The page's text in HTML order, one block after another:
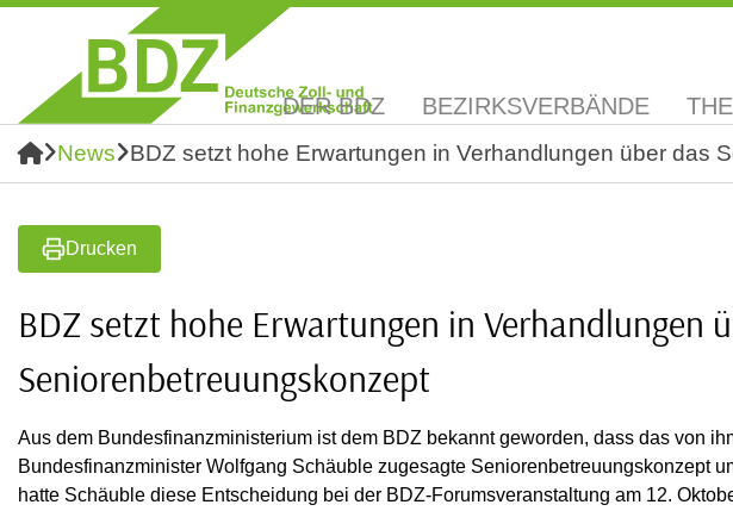
DER BDZ BEZIRKSVERBÄNDE
News BDZ setzt hohe Erwartungen in Verhandlungen über das
Drucken
BDZ setzt hohe Erwartungen in Verhandlungen
Seniorenbetreuungskonzept
Aus dem Bundesfinanzministerium ist dem BDZ bekannt geworden, dass das von
Bundesfinanzminister Wolfgang Schäuble zugesagte Seniorenbetreuungskonzept
hatte Schäuble diese Entscheidung bei der BDZ-Forumsveranstaltung am 12.